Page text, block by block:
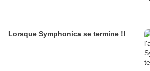
Lorsque Symphonica se termine !!